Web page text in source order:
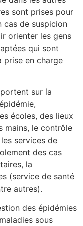
sont prises pour
cas de suspicion
orienter les gens
qui sont
prise en charge
sur la
écoles, des lieux
mains, le contrôle
services de
des cas
la
(service de santé
autres).
des épidémies
sous